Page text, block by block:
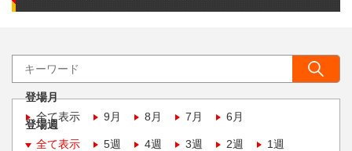
登場月
全て表示
9月 8月 7月 6月
登場週
全て表示
5週 4週 3週 2週 1週